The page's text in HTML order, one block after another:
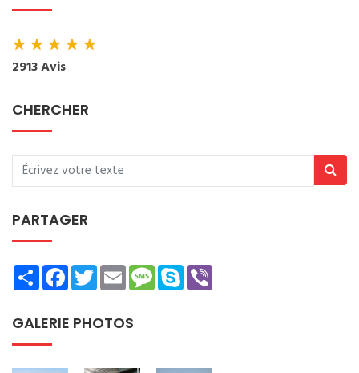
★★★★★
2913 Avis
CHERCHER
PARTAGER
ShareFacebookTwitterEmailMessage
Skype
GALERIE PHOTOS